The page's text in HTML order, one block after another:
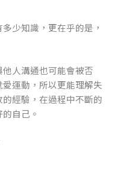
少知識，更在乎的是，
人溝通也可能會被否
運動，所以更能理解失
經驗，在過程中不斷的
自己。